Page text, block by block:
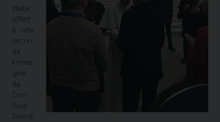
stata
offert
a una
secon
da
imma
gine
da
Don
José
Tolenti